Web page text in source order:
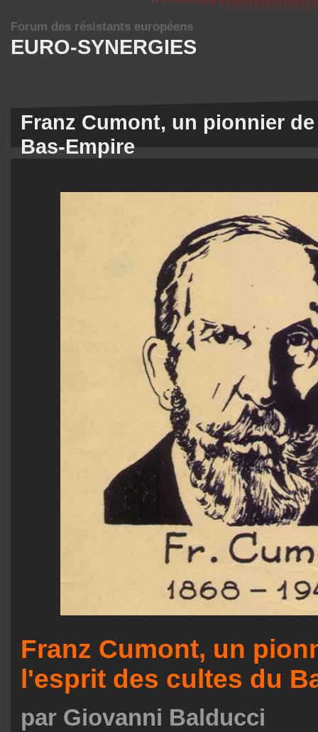
EURO-SYNERGIES
Forum des résistants européens
Franz Cumont, un pionnier
Bas-Empire
Franz Cumont, un
l'esprit des cultes du
par Giovanni Balducci